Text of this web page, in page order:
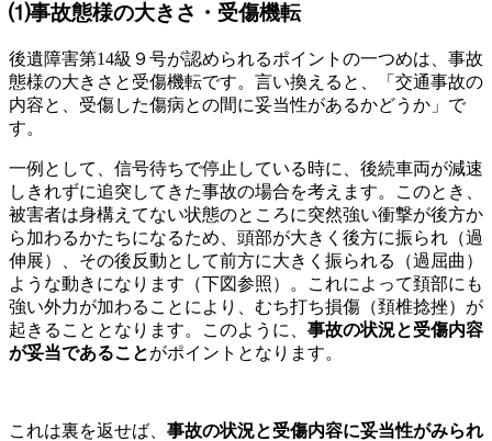
⑴事故態様の大きさ・受傷機転
後遺障害第14級９号が認められるポイントの一つめは、事故
態様の大きさと受傷機転です。言い換えると、「交通事故の
内容と、受傷した傷病との間に妥当性があるかどうか」で
す。
一例として、信号待ちで停止している時に、後続車両が減速
しきれずに追突してきた事故の場合を考えます。このとき、
被害者は身構えてない状態のところに突然強い衝撃が後方か
ら加わるかたちになるため、頭部が大きく後方に振られ（過
伸展）、その後反動として前方に大きく振られる（過屈曲）
ような動きになります（下図参照）。これによって頚部にも
強い外力が加わることにより、むち打ち損傷（頚椎捻挫）が
起きることとなります。このように、 事故の状況と受傷内容
が妥当であることがポイントとなります。
これは裏を返せば、 事故の状況と受傷内容に妥当性がみられ